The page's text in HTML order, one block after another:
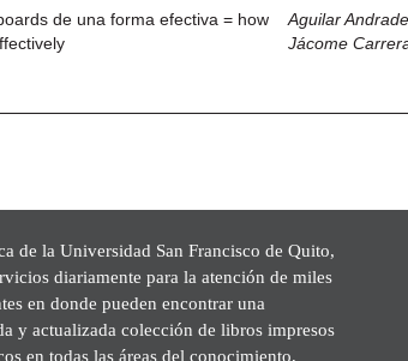
de una forma efectiva = how
Aguilar
Jácome
de la Universidad San Francisco de Quito,
diariamente para la atención de miles
en donde pueden encontrar una
y actualizada colección de libros impresos
en todas las áreas del conocimiento,